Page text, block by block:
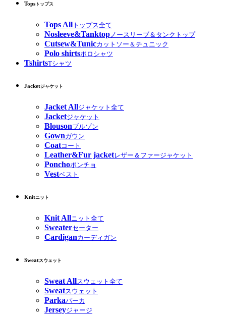
Tops トップス
Tops All トップス全て
Nosleeve&Tanktopノースリーブ＆タンクトップ
Cutsew&Tunicカットソー＆チュニック
Polo shirtsポロシャツ
TshirtsTシャツ
Jacketジャケット
Jacket Allジャケット全て
Jacketジャケット
Blousonブルゾン
Gownガウン
Coatコート
Leather&Fur jacketレザー＆ファージャケット
Ponchoポンチョ
Vestベスト
Knitニット
Knit Allニット全て
Sweaterセーター
Cardiganカーディガン
Sweatスウェット
Sweat Allスウェット全て
Sweatスウェット
Parkaパーカ
Jerseyジャージ